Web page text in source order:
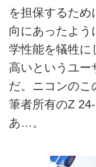
を担保するため
向にあったよう
学性能を犠牲に
高いというユー
だ。ニコンのこ
筆者所有のZ
あ…。